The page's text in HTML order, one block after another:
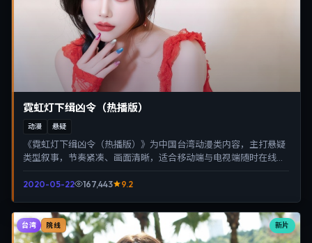
霓虹灯下缉凶令（热播版）
动漫 悬疑
《霓虹灯下缉凶令（热播版）》为中国台湾动漫类内容，主打悬疑
类型叙事，节奏紧凑、画面清晰，适合移动端与电视端随时在线观
2020-05-22 167,443 9.2
新片
台湾 院线